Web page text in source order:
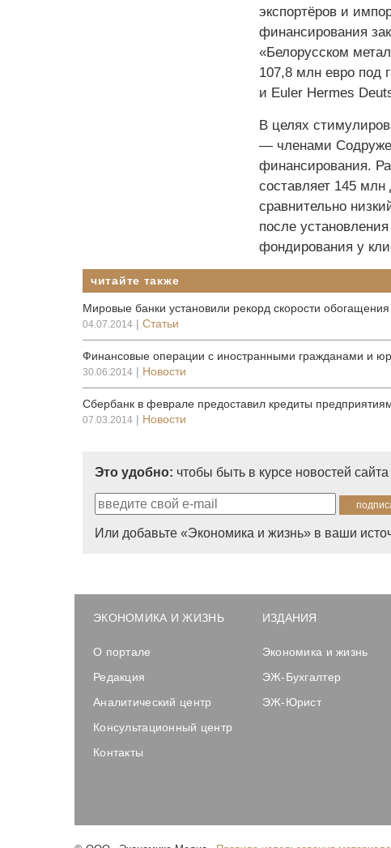
экспортёров и
финансирования
«Белорусском
107,8 млн евро под
и Euler Hermes
В целях
— членами
финансирования.
составляет 145
сравнительно
после
фондирования у
читайте также
Мировые банки установили рекорд скорости
04.07.2014 | Статьи
Финансовые операции с иностранными гражданами и
30.06.2014 | Новости
Сбербанк в феврале предоставил кредиты
07.03.2014 | Новости
Это удобно: чтобы быть в курсе новостей
Или добавьте «Экономика и жизнь» в ваши
ЭКОНОМИКА И ЖИЗНЬ
О портале
Редакция
Аналитический центр
Консультационный центр
Контакты
ИЗДАНИЯ
Экономика и жизнь
ЭЖ-Бухгалтер
ЭЖ-Юрист